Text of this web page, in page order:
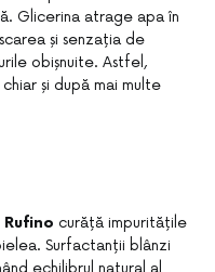
Glicerina atrage apa în
și senzația de
obișnuite. Astfel,
și după mai multe
curăță impuritățile
Surfactanții blânzi
echilibrul natural al